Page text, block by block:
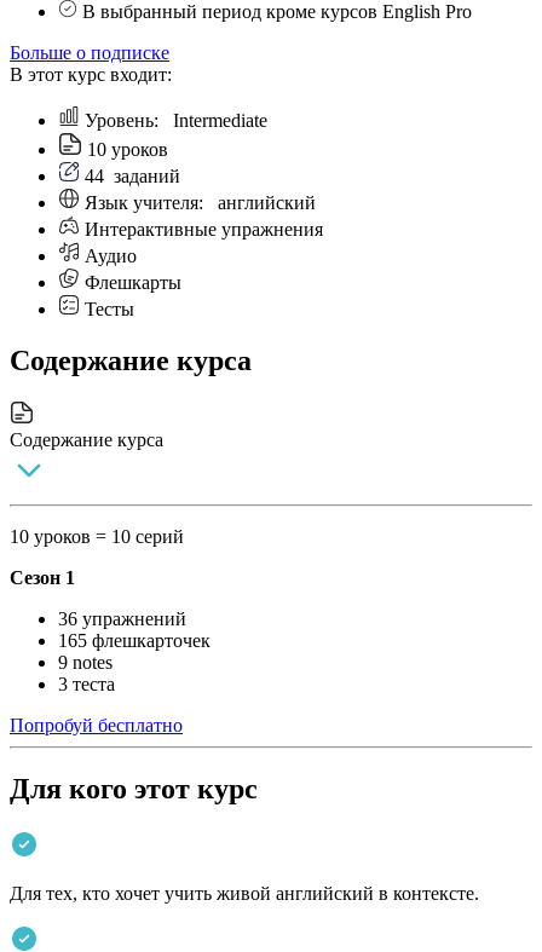
В выбранный период кроме курсов English Pro
Больше о подписке
В этот курс входит:
Уровень: Intermediate
10 уроков
44 заданий
Язык учителя: английский
Интерактивные упражнения
Аудио
Флешкарты
Тесты
Cодержание курса
Cодержание курса
10 уроков = 10 серий
Сезон 1
36 упражнений
165 флешкарточек
9 notes
3 теста
Попробуй бесплатно
Для кого этот курс
Для тех, кто хочет учить живой английский в контексте.